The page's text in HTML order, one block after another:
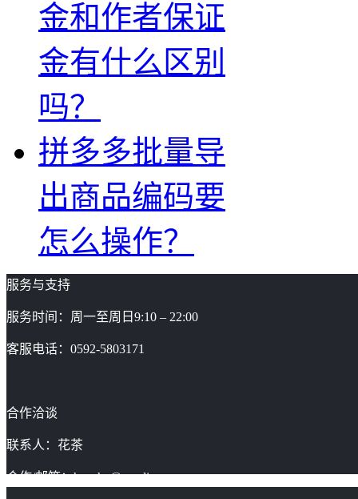
金和作者保证
金有什么区别
吗？
拼多多批量导
出商品编码要
怎么操作？
服务与支持
服务时间：周一至周日9:10 – 22:00
客服电话：0592-5803171
合作洽谈
联系人：花茶
合作/邮箱：huacha@gaoding.com